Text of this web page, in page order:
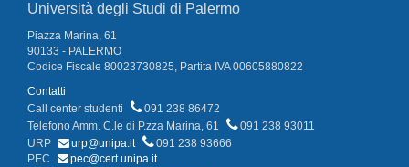
Università degli Studi di Palermo
Piazza Marina, 61
90133 - PALERMO
Codice Fiscale 80023730825, Partita IVA 00605880822
Contatti
Call center studenti
091 238 86472
Telefono Amm. C.le di P.zza Marina, 61
091 238 93011
URP
urp@unipa.it
091 238 93666
PEC
pec@cert.unipa.it